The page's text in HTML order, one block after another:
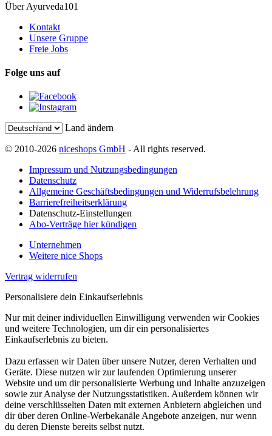
Über Ayurveda101
Kontakt
Unsere Gruppe
Freie Jobs
Folge uns auf
Land ändern
© 2010-2026 niceshops GmbH - All rights reserved.
Impressum und Nutzungsbedingungen
Datenschutz
Allgemeine Geschäftsbedingungen und Widerrufsbelehrung
Barrierefreiheitserklärung
Datenschutz-Einstellungen
Abo-Verträge hier kündigen
Unternehmen
Weitere nice Shops
Vertrag widerrufen
Personalisiere dein Einkaufserlebnis
Nur mit deiner individuellen Einwilligung verwenden wir Cookies
und weitere Technologien, um dir ein personalisiertes
Einkaufserlebnis zu bieten.
Dazu erfassen wir Daten über unsere Nutzer, deren Verhalten und
Geräte. Diese nutzen wir zur laufenden Optimierung unserer
Website und um dir personalisierte Werbung und Inhalte anzuzeigen
sowie zur Analyse der Nutzungsstatistiken. Außerdem können wir
deine verschlüsselten Daten mit externen Anbietern abgleichen und
dir über deren Online-Werbekanäle Angebote anzeigen, nur wenn
du deren Dienste bereits selbst nutzt.